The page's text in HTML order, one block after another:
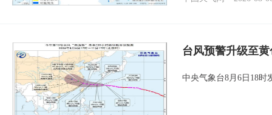
台风预警升级至
中央气象台8月6日18时